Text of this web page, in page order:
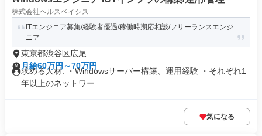
株式会社ヘルスベイシス
ITエンジニア募集/経験者優遇/稼働時期応相談/フリーランスエンジ
ニア
東京都渋谷区広尾
月給60万円～70万円
求める人材: ・Windowsサーバー構築、運用経験 ・それぞれ1
年以上のネットワー...
気になる